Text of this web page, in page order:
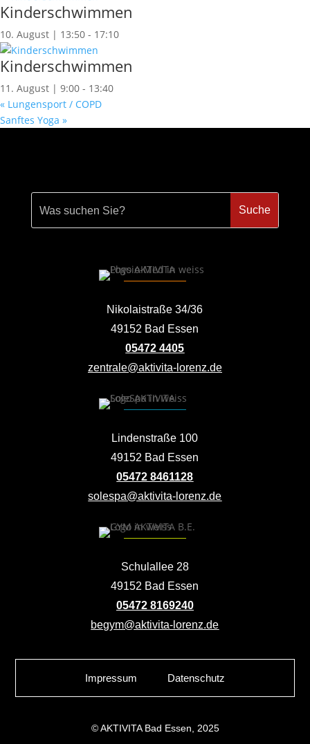
Kinderschwimmen
10. August | 13:50 - 17:10
Kinderschwimmen
11. August | 9:00 - 13:40
« Lungensport / COPD
Sanftes Yoga »
Nikolaistraße 34/36
49152 Bad Essen
05472 4405
zentrale@aktivita-lorenz.de
Lindenstraße 100
49152 Bad Essen
05472 8461128
solespa@aktivita-lorenz.de
Schulallee 28
49152 Bad Essen
05472 8169240
begym@aktivita-lorenz.de
Impressum Datenschutz
© AKTIVITA Bad Essen, 2025